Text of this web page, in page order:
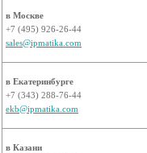
в Москве
+7 (495) 926-26-44
sales@ipmatika.com
в Екатеринбурге
+7 (343) 288-76-44
ekb@ipmatika.com
в Казани